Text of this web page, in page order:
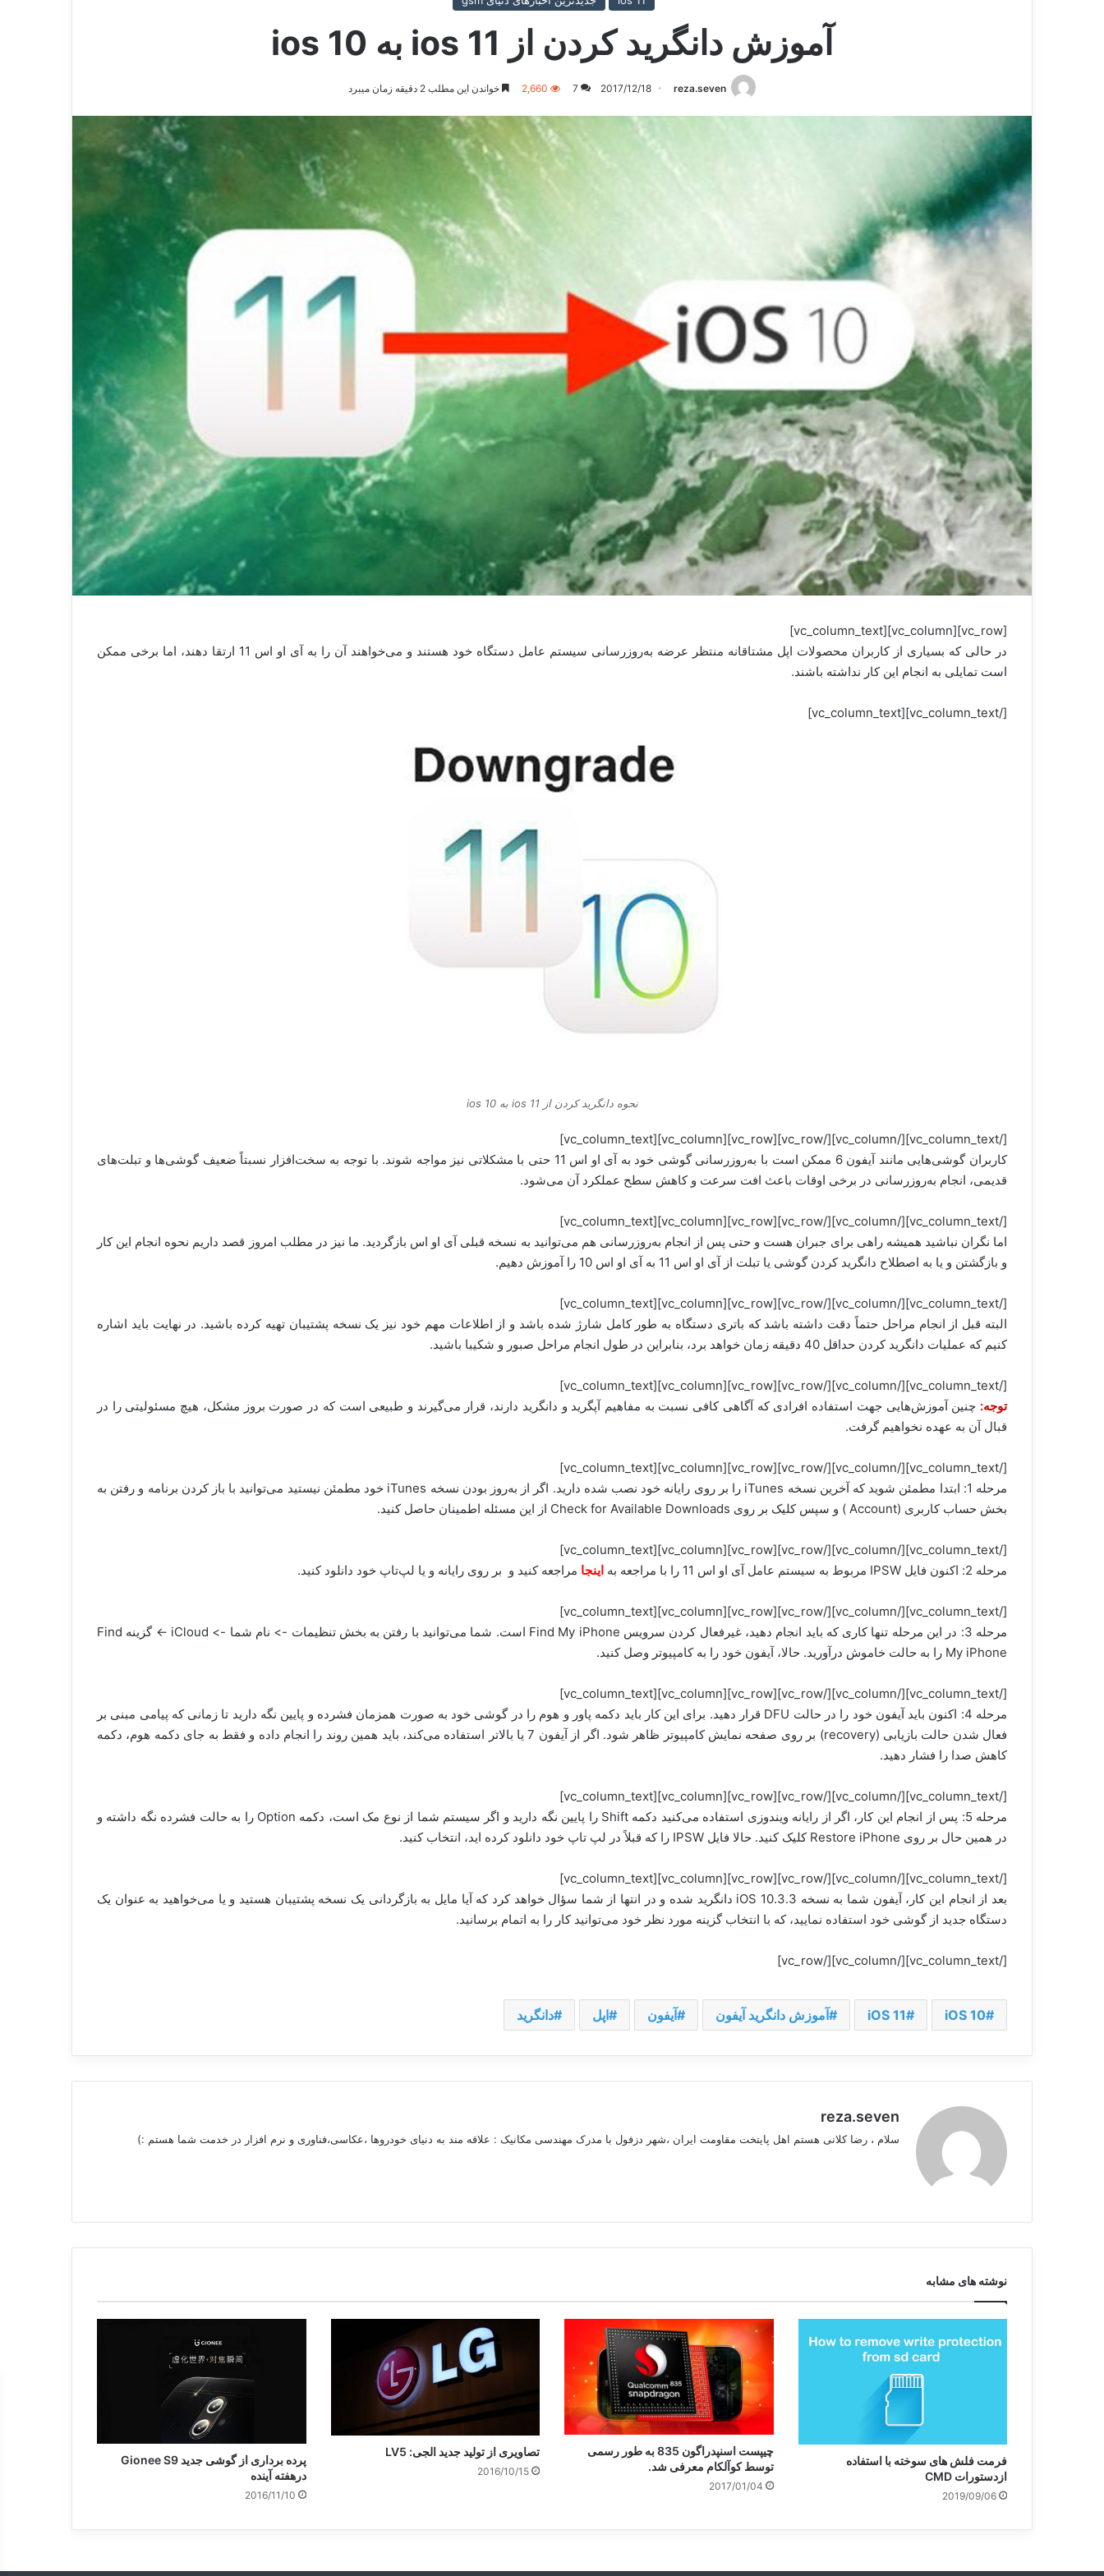
آموزش دانگرید کردن از ios 11 به ios 10
reza.seven
2017/12/18
7
2,660 خواندن این مطلب 2 دقیقه زمان میبرد
[vc_row][vc_column][vc_column_text]
در حالی که بسیاری از کاربران محصولات اپل مشتاقانه منتظر عرضه به‌روزرسانی سیستم عامل دستگاه خود هستند و می‌خواهند آن را به آی او اس 11 ارتقا دهند، اما برخی ممکن
است تمایلی به انجام این کار نداشته باشند.
[/vc_column_text][vc_column_text]
نحوه دانگرید کردن از ios 11 به ios 10
[/vc_column_text][/vc_column][/vc_row][vc_row][vc_column][vc_column_text]
کاربران گوشی‌هایی مانند آیفون 6 ممکن است با به‌روزرسانی گوشی خود به آی او اس 11 حتی با مشکلاتی نیز مواجه شوند. با توجه به سخت‌افزار نسبتاً ضعیف گوشی‌ها و تبلت‌های
قدیمی، انجام به‌روزرسانی در برخی اوقات باعث افت سرعت و کاهش سطح عملکرد آن می‌شود.
[/vc_column_text][/vc_column][/vc_row][vc_row][vc_column][vc_column_text]
اما نگران نباشید همیشه راهی برای جبران هست و حتی پس از انجام به‌روزرسانی هم می‌توانید به نسخه قبلی آی او اس بازگردید. ما نیز در مطلب امروز قصد داریم نحوه انجام این کار
و بازگشتن و یا به اصطلاح دانگرید کردن گوشی یا تبلت از آی او اس 11 به آی او اس 10 را آموزش دهیم.
[/vc_column_text][/vc_column][/vc_row][vc_row][vc_column][vc_column_text]
البته قبل از انجام مراحل حتماً دقت داشته باشد که باتری دستگاه به طور کامل شارژ شده باشد و از اطلاعات مهم خود نیز یک نسخه پشتیبان تهیه کرده باشید. در نهایت باید اشاره
کنیم که عملیات دانگرید کردن حداقل 40 دقیقه زمان خواهد برد، بنابراین در طول انجام مراحل صبور و شکیبا باشید.
[/vc_column_text][/vc_column][/vc_row][vc_row][vc_column][vc_column_text]
توجه: چنین آموزش‌هایی جهت استفاده افرادی که آگاهی کافی نسبت به مفاهیم آپگرید و دانگرید دارند، قرار می‌گیرند و طبیعی است که در صورت بروز مشکل، هیچ مسئولیتی را در
قبال آن به عهده نخواهیم گرفت.
[/vc_column_text][/vc_column][/vc_row][vc_row][vc_column][vc_column_text]
مرحله 1: ابتدا مطمئن شوید که آخرین نسخه iTunes را بر روی رایانه خود نصب شده دارید. اگر از به‌روز بودن نسخه iTunes خود مطمئن نیستید می‌توانید با باز کردن برنامه و رفتن به
بخش حساب کاربری (Account ) و سپس کلیک بر روی Check for Available Downloads از این مسئله اطمینان حاصل کنید.
[/vc_column_text][/vc_column][/vc_row][vc_row][vc_column][vc_column_text]
مرحله 2: اکنون فایل IPSW مربوط به سیستم عامل آی او اس 11 را با مراجعه به
اینجا مراجعه کنید و بر روی رایانه و یا لپ‌تاپ خود دانلود کنید.
[/vc_column_text][/vc_column][/vc_row][vc_row][vc_column][vc_column_text]
مرحله 3: در این مرحله تنها کاری که باید انجام دهید، غیرفعال کردن سرویس Find My iPhone است. شما می‌توانید با رفتن به بخش تنظیمات -> نام شما -> iCloud -> گزینه Find
My iPhone را به حالت خاموش درآورید. حالا، آیفون خود را به کامپیوتر وصل کنید.
[/vc_column_text][/vc_column][/vc_row][vc_row][vc_column][vc_column_text]
مرحله 4: اکنون باید آیفون خود را در حالت DFU قرار دهید. برای این کار باید دکمه پاور و هوم را در گوشی خود به صورت همزمان فشرده و پایین نگه دارید تا زمانی که پیامی مبنی بر
فعال شدن حالت بازیابی (recovery) بر روی صفحه نمایش کامپیوتر ظاهر شود. اگر از آیفون 7 یا بالاتر استفاده می‌کند، باید همین روند را انجام داده و فقط به جای دکمه هوم، دکمه
کاهش صدا را فشار دهید.
[/vc_column_text][/vc_column][/vc_row][vc_row][vc_column][vc_column_text]
مرحله 5: پس از انجام این کار، اگر از رایانه ویندوزی استفاده می‌کنید دکمه Shift را پایین نگه دارید و اگر سیستم شما از نوع مک است، دکمه Option را به حالت فشرده نگه داشته و
در همین حال بر روی Restore iPhone کلیک کنید. حالا فایل IPSW را که قبلاً در لپ تاپ خود دانلود کرده اید، انتخاب کنید.
[/vc_column_text][/vc_column][/vc_row][vc_row][vc_column][vc_column_text]
بعد از انجام این کار، آیفون شما به نسخه iOS 10.3.3 دانگرید شده و در انتها از شما سؤال خواهد کرد که آیا مایل به بازگردانی یک نسخه پشتیبان هستید و یا می‌خواهید به عنوان یک
دستگاه جدید از گوشی خود استفاده نمایید، که با انتخاب گزینه مورد نظر خود می‌توانید کار را به اتمام برسانید.
[/vc_column_text][/vc_column][/vc_row]
iOS 10
iOS 11 آموزش دانگرید آیفون آیفون اپل دانگرید
reza.seven
سلام ، رضا کلانی هستم اهل پایتخت مقاومت ایران ،شهر دزفول با مدرک مهندسی مکانیک : علاقه مند به دنیای خودروها ،عکاسی،فناوری و نرم افزار در خدمت شما هستم :)
نوشته های مشابه
فرمت فلش های سوخته با استفاده
ازدستورات CMD
2019/09/06
چیپست اسنپدراگون 835 به طور رسمی
توسط کوآلکام معرفی شد.
2017/01/04
تصاویری از تولید جدید الجی: LV5
2016/10/15
پرده برداری از گوشی جدید Gionee S9
درهفته آینده
2016/11/10